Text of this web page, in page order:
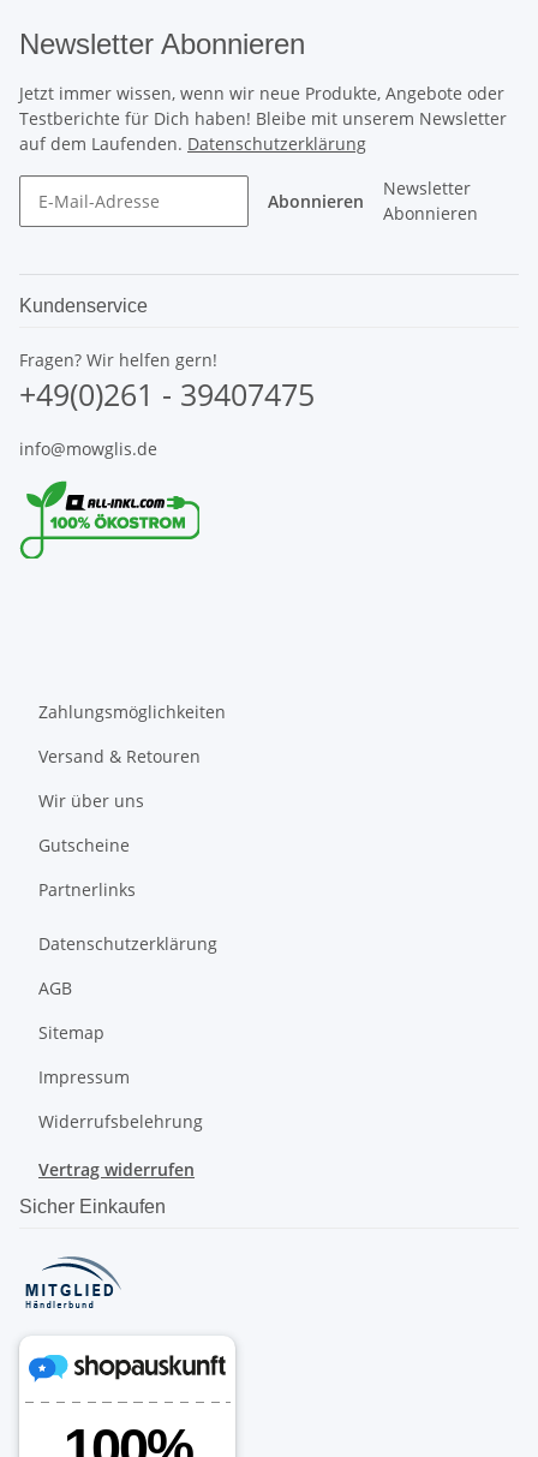
Newsletter Abonnieren
Jetzt immer wissen, wenn wir neue Produkte, Angebote oder
Testberichte für Dich haben! Bleibe mit unserem Newsletter
auf dem Laufenden. Datenschutzerklärung
Abonnieren
Newsletter
Abonnieren
Kundenservice
Fragen? Wir helfen gern!
+49(0)261 - 39407475
info@mowglis.de
Zahlungsmöglichkeiten
Versand & Retouren
Wir über uns
Gutscheine
Partnerlinks
Datenschutzerklärung
AGB
Sitemap
Impressum
Widerrufsbelehrung
Vertrag widerrufen
Sicher Einkaufen